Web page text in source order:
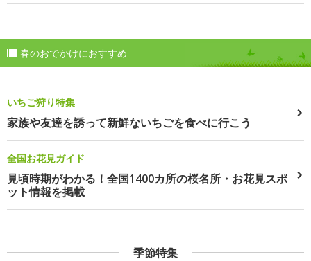
春のおでかけにおすすめ
いちご狩り特集
家族や友達を誘って新鮮ないちごを食べに行こう
全国お花見ガイド
見頃時期がわかる！全国1400カ所の桜名所・お花見スポ
ット情報を掲載
季節特集